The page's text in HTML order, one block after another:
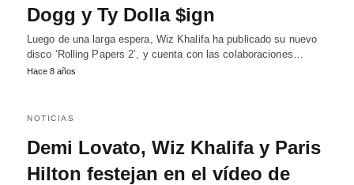
Dogg y Ty Dolla $ign
Luego de una larga espera, Wiz Khalifa ha publicado su nuevo
disco ‘Rolling Papers 2’, y cuenta con las colaboraciones…
Hace 8 años
NOTICIAS
Demi Lovato, Wiz Khalifa y Paris
Hilton festejan en el vídeo de